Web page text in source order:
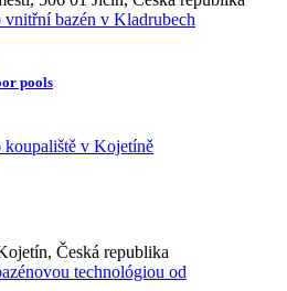
pools
Česká republika